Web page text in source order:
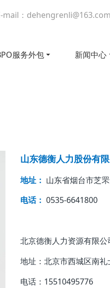
mail：dehengrenli@163.com
服务外包 新闻中心
山东德衡人力股份有
地址： 山东省烟台市芝
电话： 0535-6641800
北京德衡人力资源有限公
地址：北京市西城区南
电话：15510495776